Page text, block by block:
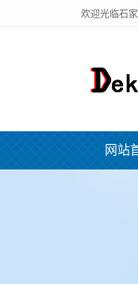
欢迎光临石
网站